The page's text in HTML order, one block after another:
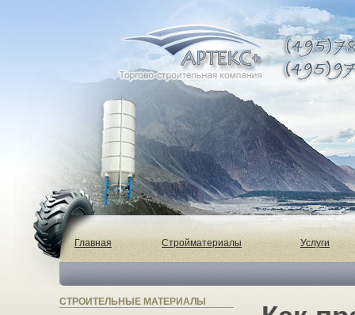
Главная Стройматериалы Услуги
СТРОИТЕЛЬНЫЕ МАТЕРИАЛЫ